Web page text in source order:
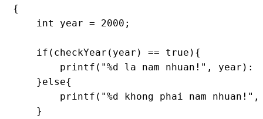
{
    int year = 2000;
    if(checkYear(year) == true){
    }else{
    }